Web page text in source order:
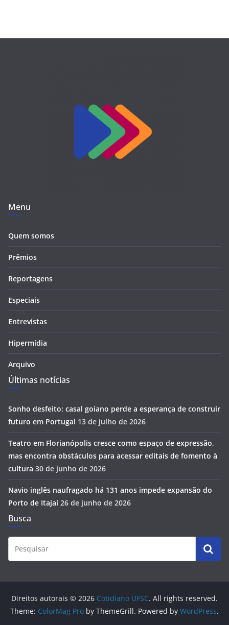
Menu
Quem somos
Prêmios
Reportagens
Especiais
Entrevistas
Hipermídia
Arquivo
Últimas notícias
Sonho desfeito: casal goiano perde a esperança de construir
futuro em Portugal 13 de julho de 2026
Teatro em Florianópolis cresce como espaço de expressão,
mas encontra obstáculos para acessar editais de fomento à
cultura 30 de junho de 2026
Navio inglês naufragado há 131 anos impede expansão do
Porto de Itajaí 26 de junho de 2026
Busca
Direitos autorais © 2026 Cotidiano UFSC. All rights reserved.
Theme: ColorMag Pro by ThemeGrill. Powered by WordPress.